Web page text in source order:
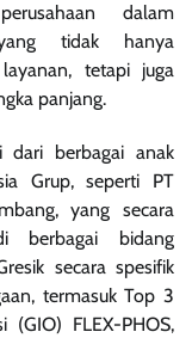
dalam
tidak hanya
tetapi juga
panjang.
dari berbagai anak
Grup, seperti PT
yang secara
berbagai bidang
secara spesifik
termasuk Top 3
(GIO) FLEX-PHOS,